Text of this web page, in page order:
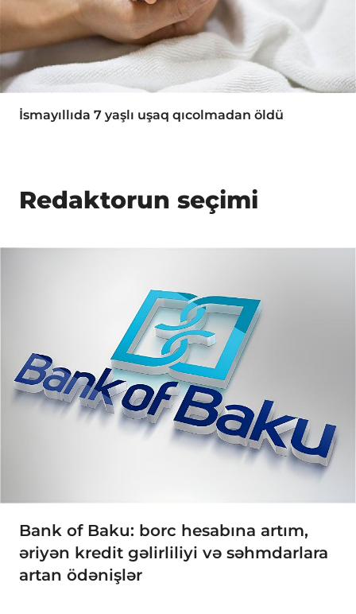
İsmayıllıda 7 yaşlı uşaq qıcolmadan öldü
Redaktorun seçimi
Bank of Baku: borc hesabına artım,
əriyən kredit gəlirliliyi və səhmdarlara
artan ödənişlər